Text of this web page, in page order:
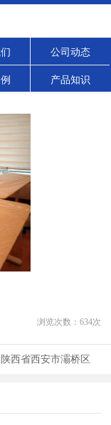
公司动态
产品知识
浏览次数： 634次
陕西省西安市灞桥区